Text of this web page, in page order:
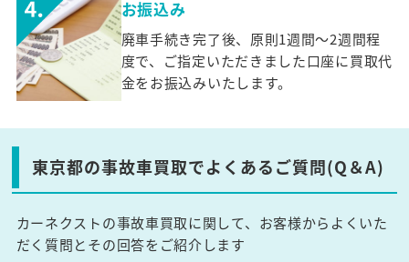
お振込み
廃車手続き完了後、原則1週間～2週間程
度で、ご指定いただきました口座に買取代
金をお振込みいたします。
東京都の事故車買取でよくあるご質問(Q＆A)
カーネクストの事故車買取に関して、お客様からよくいた
だく質問とその回答をご紹介します